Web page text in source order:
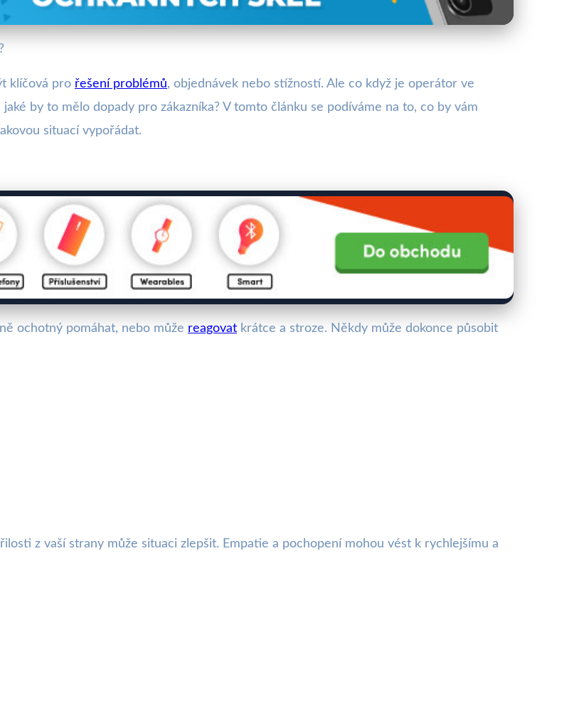
klíčová pro řešení problémů, objednávek nebo stížností. Ale co když je operátor ve
by to mělo dopady pro zákazníka? V tomto článku se podíváme na to, co by vám
situací vypořádat.
ochotný pomáhat, nebo může reagovat krátce a stroze. Někdy může dokonce působit
z vaší strany může situaci zlepšit. Empatie a pochopení mohou vést k rychlejšímu a